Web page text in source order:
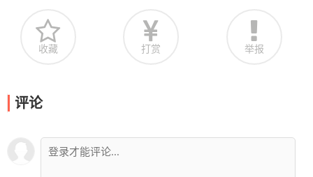
收藏 打赏 举报
评论